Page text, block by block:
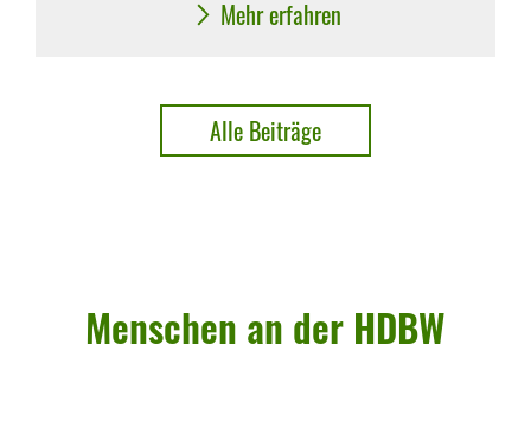
Mehr erfahren
Alle Beiträge
Menschen an der HDBW